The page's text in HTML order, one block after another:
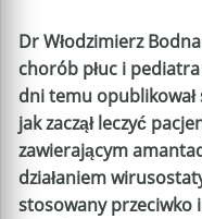
Dr Włodzimierz
chorób płuc i
dni temu opublikował
jak zaczął leczyć
zawierającym
działaniem
stosowany przeciwko